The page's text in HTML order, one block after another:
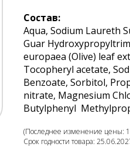
Состав:
Aqua, Sodium Laureth
Guar
europaea (Olive) leaf
Tocopheryl acetate,
Benzoate, Sorbitol,
nitrate, Magnesium
Butylphenyl
(Последнее изменение цены:
Срок годности товара: